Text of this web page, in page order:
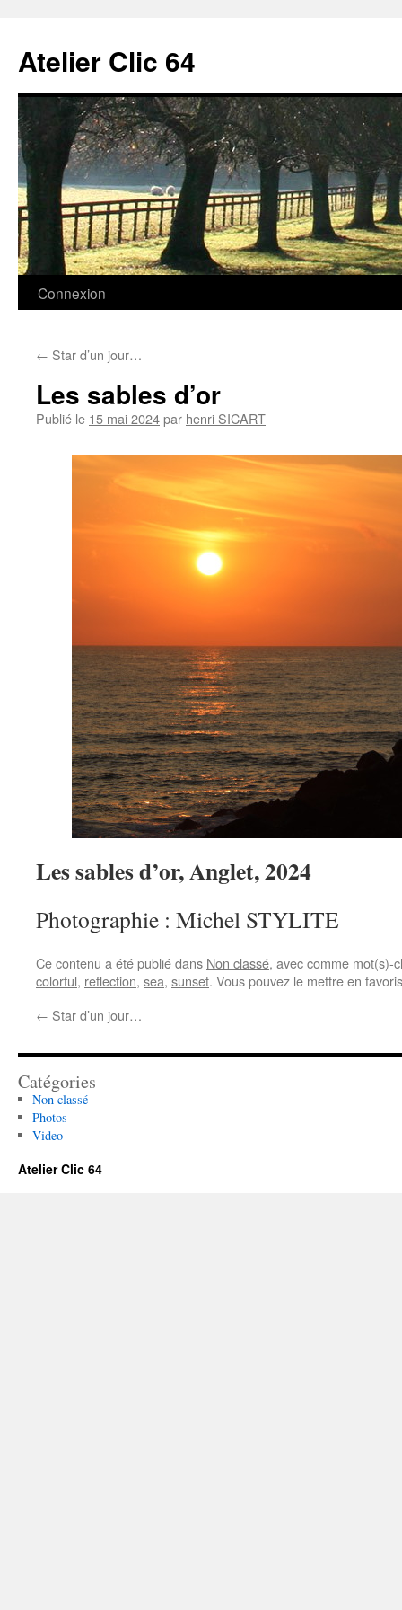
contenu
Atelier Clic 64
Connexion
← Star d’un jour…
Les sables d’or
Publié le 15 mai 2024par henri SICART
Les sables d’or, Anglet, 2024
Photographie : Michel STYLITE
Ce contenu a été publié dans Non classé, avec comme mot(s)-
colorful, reflection, sea, sunset. Vous pouvez le mettre en
← Star d’un jour…
Catégories
Non classé
Photos
Video
Atelier Clic 64